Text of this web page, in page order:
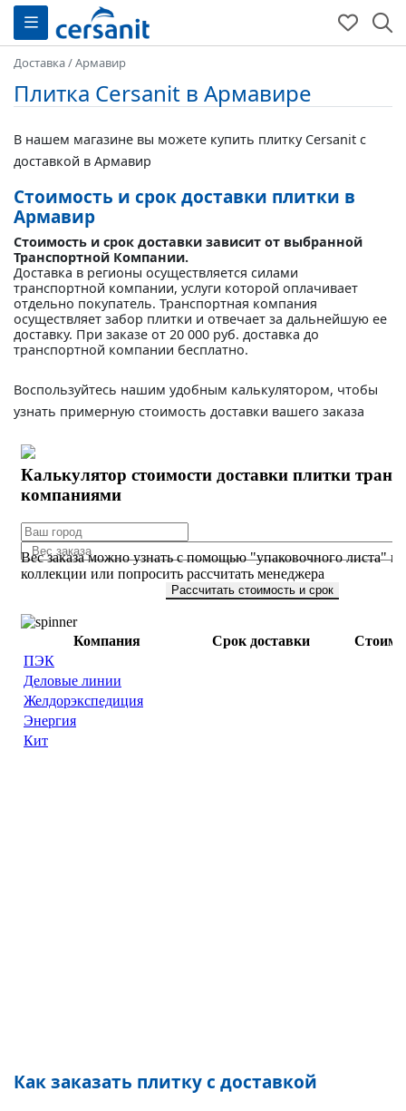
Доставка/Армавир
Плитка Cersanit в Армавире
В нашем магазине вы можете купить плитку Cersanit с
доставкой в Армавир
Стоимость и срок доставки плитки в
Армавир
Стоимость и срок доставки зависит от выбранной
Транспортной Компании.
Доставка в регионы осуществляется силами
транспортной компании, услуги которой оплачивает
отдельно покупатель. Транспортная компания
осуществляет забор плитки и отвечает за дальнейшую ее
доставку. При заказе от 20 000 руб. доставка до
транспортной компании бесплатно.
Воспользуйтесь нашим удобным калькулятором, чтобы
узнать примерную стоимость доставки вашего заказа
Как заказать плитку с доставкой